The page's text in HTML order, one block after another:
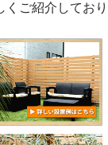
くご紹介しており